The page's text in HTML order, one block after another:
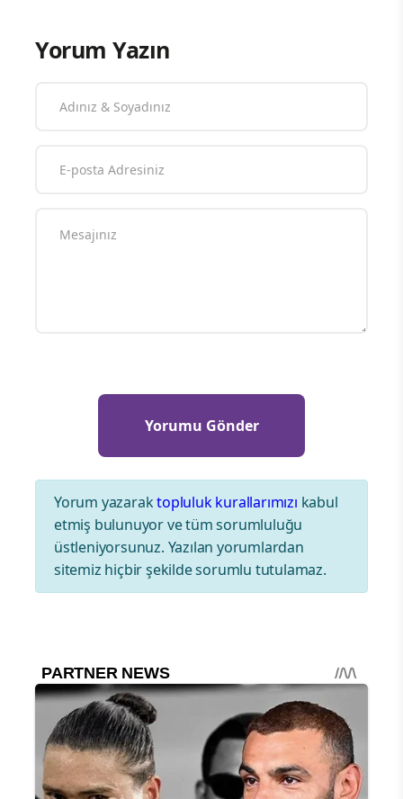
Yorum Yazın
Yorum yazaraktopluluk kurallarımızı kabul
etmiş bulunuyor ve tüm sorumluluğu
üstleniyorsunuz. Yazılan yorumlardan
sitemiz hiçbir şekilde sorumlu tutulamaz.